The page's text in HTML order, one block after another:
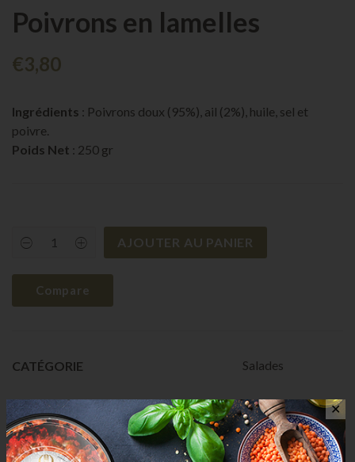
Poivrons en lamelles
€3,80
Ingrédients : Poivrons doux (95%), ail (2%), huile, sel et
poivre.
Poids Net : 250 gr
Poivrons
lamelles
quantity
AJOUTER AU PANIER
Compare
CATÉGORIE Salades
✕